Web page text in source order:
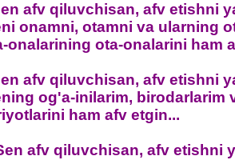
afv qiluvchisan, afv etishni
onamni, otamni va ularning
onalarining ota-onalarini ham
afv qiluvchisan, afv etishni
og'a-inilarim, birodarlarim
ham afv etgin...
afv qiluvchisan, afv etishni